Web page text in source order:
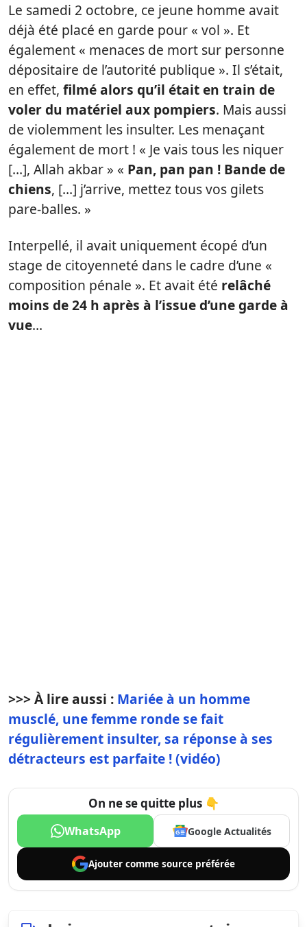
Le samedi 2 octobre, ce jeune homme avait
déjà été placé en garde pour « vol ». Et
également « menaces de mort sur personne
dépositaire de l’autorité publique ». Il s’était,
en effet, filmé alors qu’il était en train de
voler du matériel aux pompiers. Mais aussi
de violemment les insulter. Les menaçant
également de mort ! « Je vais tous les niquer
[…], Allah akbar » « Pan, pan pan ! Bande de
chiens, […] j’arrive, mettez tous vos gilets
pare-balles. »
Interpellé, il avait uniquement écopé d’un
stage de citoyenneté dans le cadre d’une «
composition pénale ». Et avait été relâché
moins de 24 h après à l’issue d’une garde à
vue…
>>> À lire aussi : Mariée à un homme
musclé, une femme ronde se fait
régulièrement insulter, sa réponse à ses
détracteurs est parfaite ! (vidéo)
On ne se quitte plus 👇
WhatsApp Google Actualités
Ajouter comme source préférée